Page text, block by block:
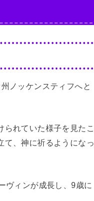
ノッケンスティフへと
れていた様子を見たこ
て、神に祈るようになっ
ヴィンが成長し、9歳に